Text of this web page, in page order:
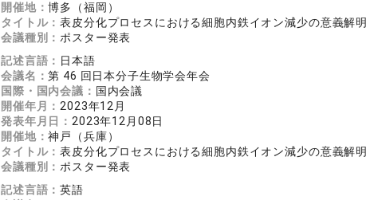
開催地：博多（福岡）
タイトル：表皮分化プロセスにおける細胞内鉄イオン減少の意義解明
会議種別： ポスター発表
記述言語： 日本語
会議名：第 46 回日本分子生物学会年会
国際・国内会議： 国内会議
開催年月： 2023年12月
発表年月日： 2023年12月08日
開催地：神戸（兵庫）
タイトル：表皮分化プロセスにおける細胞内鉄イオン減少の意義解明
会議種別： ポスター発表
記述言語：英語